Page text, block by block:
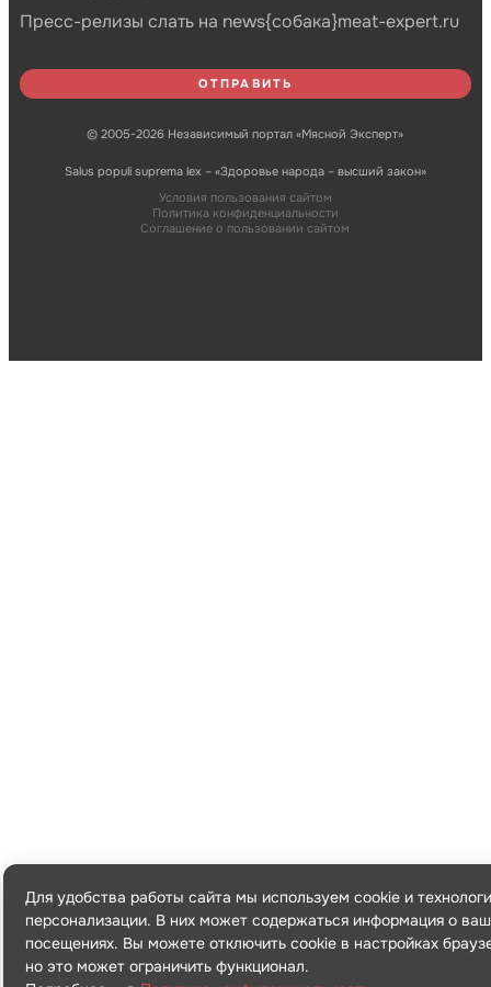
Пресс-релизы слать на news{собака}meat-expert.ru
© 2005-2026 Независимый портал «Мясной Эксперт»
Salus populi suprema lex – «Здоровье народа – высший закон»
Условия пользования сайтом
Политика конфиденциальности
Соглашение о пользовании сайтом
Для удобства работы сайта мы используем cookie и
персонализации. В них может содержаться информация о
посещениях. Вы можете отключить cookie в настройках
но это может ограничить функционал.